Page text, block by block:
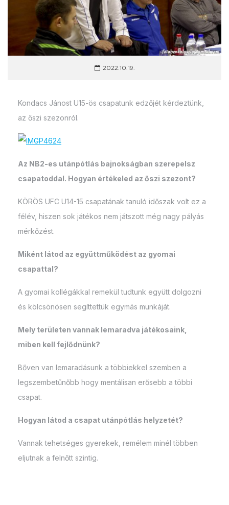
2022.10.19.
Kondacs Jánost U15-ös csapatunk edzőjét kérdeztünk,
az őszi szezonról.
Az NB2-es utánpótlás bajnokságban szerepelsz
csapatoddal. Hogyan értékeled az őszi szezont?
KÖRÖS UFC U14-15 csapatának tanuló időszak volt ez a
félév, hiszen sok játékos nem játszott még nagy pályás
mérkőzést.
Miként látod az együttműködést az gyomai
csapattal?
A gyomai kollégákkal remekül tudtunk együtt dolgozni
és kölcsönösen segíttettük egymás munkáját.
Mely területen vannak lemaradva játékosaink,
miben kell fejlődnünk?
Bőven van lemaradásunk a többiekkel szemben a
legszembetűnőbb hogy mentálisan erősebb a többi
csapat.
Hogyan látod a csapat utánpótlás helyzetét?
Vannak tehetséges gyerekek, remélem minél többen
eljutnak a felnőtt szintig.